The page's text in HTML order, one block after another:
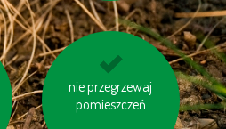
nie przegrzewaj
pomieszczeń
drukuj na papierze z
odzysku